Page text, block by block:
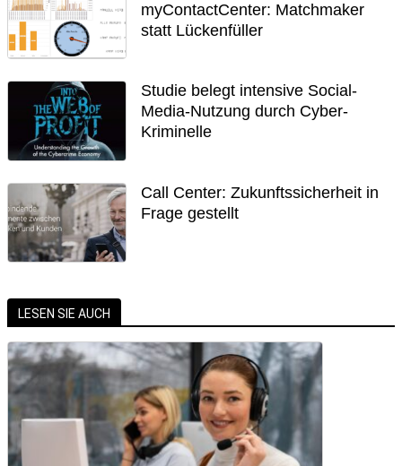
myContactCenter: Matchmaker
statt Lückenfüller
Studie belegt intensive Social-
Media-Nutzung durch Cyber-
Kriminelle
Call Center: Zukunftssicherheit in
Frage gestellt
LESEN SIE AUCH